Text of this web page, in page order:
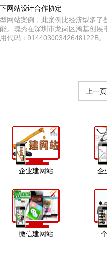
网站设计合作协定
网站案例，此案例比经济型多
。瑰秀在深圳市龙岗区鸿基创
代码：91440300342648122B。
上一页
企业建网站 企
微信建网站